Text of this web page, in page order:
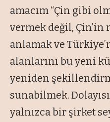
amacım “Çin gibi
vermek değil, Çin’in
anlamak ve
alanlarını bu yeni
yeniden
sunabilmek.
yalnızca bir şirket